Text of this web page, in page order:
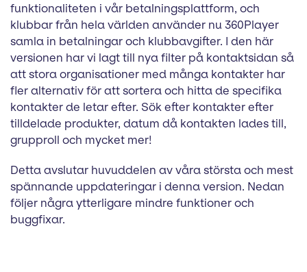
funktionaliteten i vår betalningsplattform, och
klubbar från hela världen använder nu 360Player
samla in betalningar och klubbavgifter. I den här
versionen har vi lagt till nya filter på kontaktsidan så
att stora organisationer med många kontakter har
fler alternativ för att sortera och hitta de specifika
kontakter de letar efter. Sök efter kontakter efter
tilldelade produkter, datum då kontakten lades till,
grupproll och mycket mer!
Detta avslutar huvuddelen av våra största och mest
spännande uppdateringar i denna version. Nedan
följer några ytterligare mindre funktioner och
buggfixar.